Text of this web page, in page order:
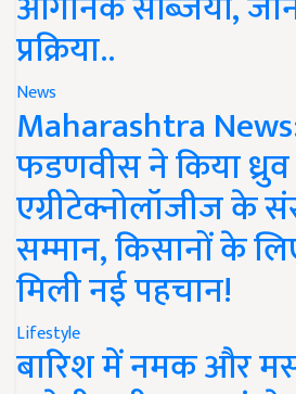
प्रक्रिया..
News
Maharashtra
फडणवीस ने किया ध्रुव
एग्रीटेक्नोलॉजीज के
सम्मान, किसानों के
मिली नई पहचान!
Lifestyle
बारिश में नमक और